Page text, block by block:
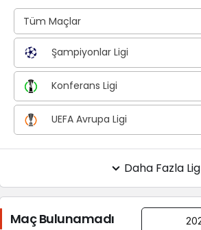
Tüm Maçlar
Şampiyonlar Ligi
Konferans Ligi
UEFA Avrupa Ligi
Daha Fazla Lig
Maç Bulunamadı